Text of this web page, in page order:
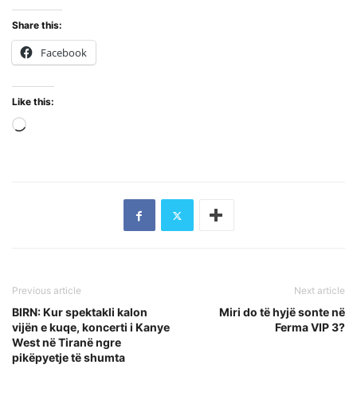
Share this:
Facebook
Like this:
Previous article
BIRN: Kur spektakli kalon
vijën e kuqe, koncerti i Kanye
West në Tiranë ngre
pikëpyetje të shumta
Next article
Miri do të hyjë sonte në
Ferma VIP 3?